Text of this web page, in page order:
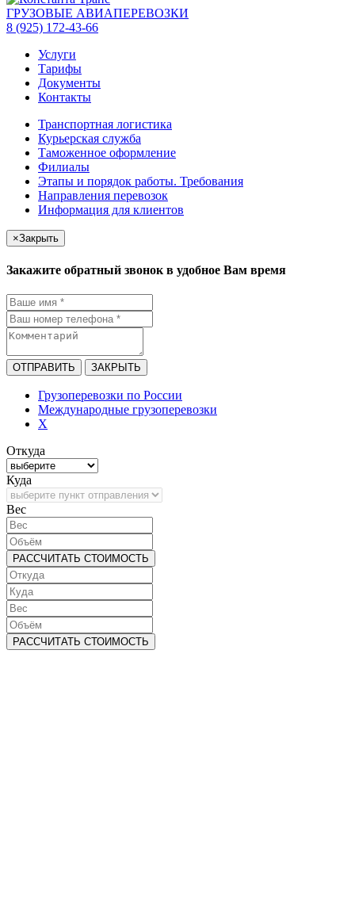
ГРУЗОВЫЕ АВИАПЕРЕВОЗКИ
8 (925) 172-43-66
Услуги
Тарифы
Документы
Контакты
Транспортная логистика
Курьерская служба
Таможенное оформление
Филиалы
Этапы и порядок работы. Требования
Направления перевозок
Информация для клиентов
×Закрыть
Закажите обратный звонок в удобное Вам время
ОТПРАВИТЬ ЗАКРЫТЬ
Грузоперевозки по России
Международные грузоперевозки
X
Откуда
Куда
Bec
РАССЧИТАТЬ СТОИМОСТЬ
РАССЧИТАТЬ СТОИМОСТЬ